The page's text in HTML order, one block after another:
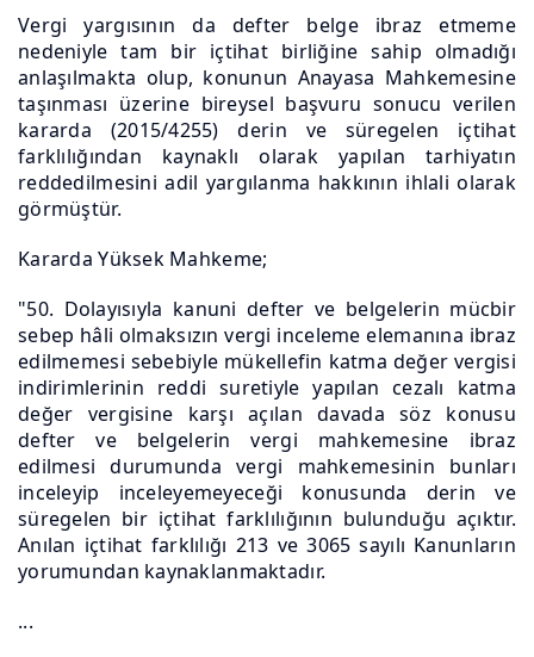
Vergi yargısının da defter belge ibraz etmeme
nedeniyle tam bir içtihat birliğine sahip olmadığı
anlaşılmakta olup, konunun Anayasa Mahkemesine
taşınması üzerine bireysel başvuru sonucu verilen
kararda (2015/4255) derin ve süregelen içtihat
farklılığından kaynaklı olarak yapılan tarhiyatın
reddedilmesini adil yargılanma hakkının ihlali olarak
görmüştür.
Kararda Yüksek Mahkeme;
"50. Dolayısıyla kanuni defter ve belgelerin mücbir
sebep hâli olmaksızın vergi inceleme elemanına ibraz
edilmemesi sebebiyle mükellefin katma değer vergisi
indirimlerinin reddi suretiyle yapılan cezalı katma
değer vergisine karşı açılan davada söz konusu
defter ve belgelerin vergi mahkemesine ibraz
edilmesi durumunda vergi mahkemesinin bunları
inceleyip inceleyemeyeceği konusunda derin ve
süregelen bir içtihat farklılığının bulunduğu açıktır.
Anılan içtihat farklılığı 213 ve 3065 sayılı Kanunların
yorumundan kaynaklanmaktadır.
...